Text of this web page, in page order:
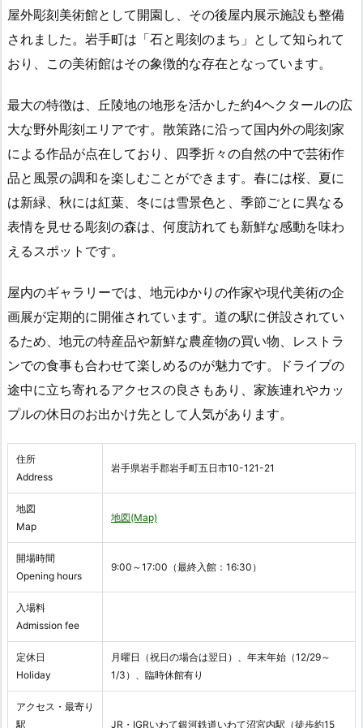
屋外彫刻美術館として開園し、その後屋内展示施設も整備
されました。岩手町は「石と彫刻のまち」として知られて
おり、この美術館はその象徴的な存在となっています。
最大の特徴は、丘陵地の地形を活かした約4ヘクタールの広
大な野外彫刻エリアです。散策路に沿って国内外の彫刻家
による作品が点在しており、四季折々の自然の中で芸術作
品と風景の調和を楽しむことができます。春には桜、夏に
は新緑、秋には紅葉、冬には雪景色と、季節ごとに異なる
表情を見せる彫刻の森は、何度訪れても新鮮な感動を味わ
えるスポットです。
屋内のギャラリーでは、地元ゆかりの作家や現代美術の企
画展が定期的に開催されています。道の駅に併設されてい
るため、地元の特産品や新鮮な農産物の買い物、レストラ
ンでの食事も合わせて楽しめるのが魅力です。ドライブの
途中に立ち寄れるアクセスの良さもあり、家族連れやカッ
プルの休日のお出かけ先として人気があります。
住所
Address
岩手県岩手郡岩手町五日市10-121-21
地図
Map
地図(Map)
開場時間
Opening hours
9:00～17:00（最終入館：16:30）
入場料
Admission fee
定休日
Holiday
月曜日（祝日の場合は翌日）、年末年始（12/29～
1/3）、臨時休館有り
アクセス・最寄り
駅
JR・IGRいわて銀河鉄道いわて沼宮内駅（徒歩約15